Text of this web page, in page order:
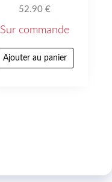
52.90€
Sur commande
Ajouter au panier